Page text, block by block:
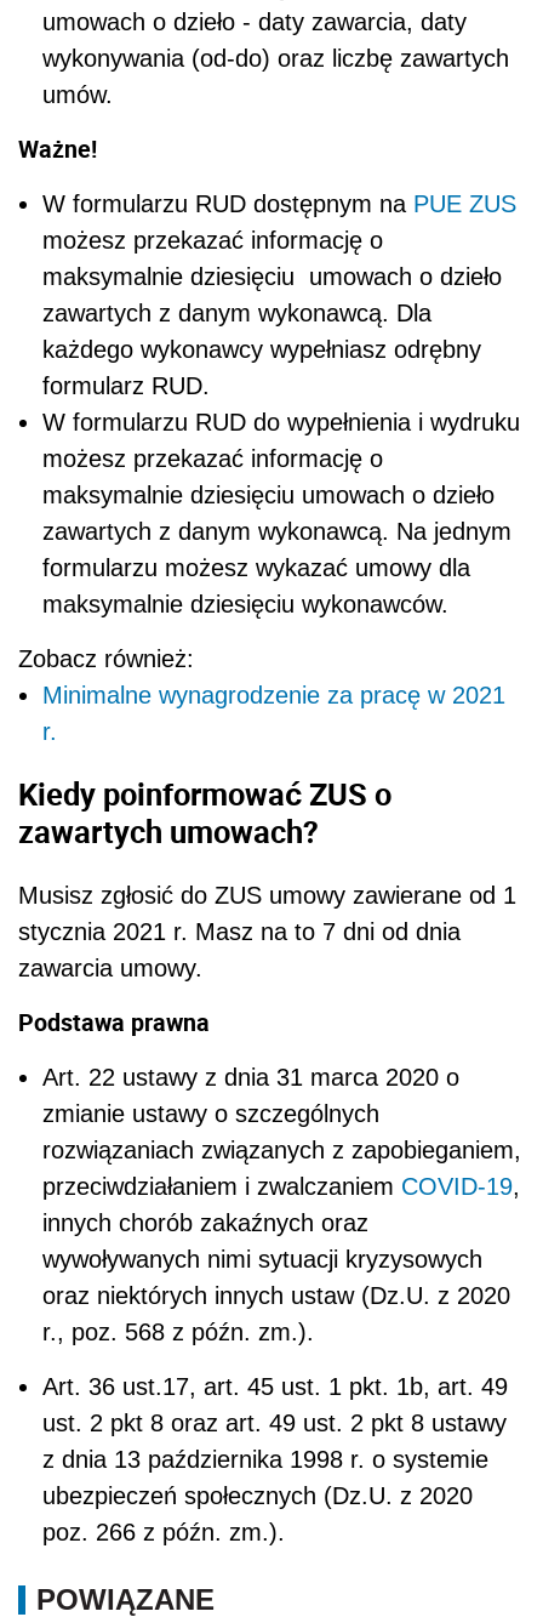
umowach o dzieło - daty zawarcia, daty
wykonywania (od-do) oraz liczbę zawartych
umów.
Ważne!
W formularzu RUD dostępnym na PUE ZUS
możesz przekazać informację o
maksymalnie dziesięciu umowach o dzieło
zawartych z danym wykonawcą. Dla
każdego wykonawcy wypełniasz odrębny
formularz RUD.
W formularzu RUD do wypełnienia i wydruku
możesz przekazać informację o
maksymalnie dziesięciu umowach o dzieło
zawartych z danym wykonawcą. Na jednym
formularzu możesz wykazać umowy dla
maksymalnie dziesięciu wykonawców.
Zobacz również:
Minimalne wynagrodzenie za pracę w 2021
r.
Kiedy poinformować ZUS o
zawartych umowach?
Musisz zgłosić do ZUS umowy zawierane od 1
stycznia 2021 r. Masz na to 7 dni od dnia
zawarcia umowy.
Podstawa prawna
Art. 22 ustawy z dnia 31 marca 2020 o
zmianie ustawy o szczególnych
rozwiązaniach związanych z zapobieganiem,
przeciwdziałaniem i zwalczaniem COVID-19,
innych chorób zakaźnych oraz
wywoływanych nimi sytuacji kryzysowych
oraz niektórych innych ustaw (Dz.U. z 2020
r., poz. 568 z późn. zm.).
Art. 36 ust.17, art. 45 ust. 1 pkt. 1b, art. 49
ust. 2 pkt 8 oraz art. 49 ust. 2 pkt 8 ustawy
z dnia 13 października 1998 r. o systemie
ubezpieczeń społecznych (Dz.U. z 2020
poz. 266 z późn. zm.).
POWIĄZANE